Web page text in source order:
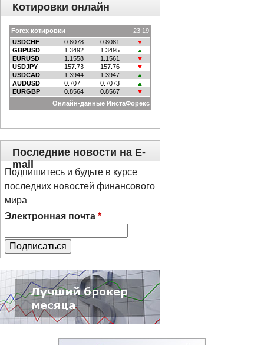
Котировки онлайн
Последние новости на E-
mail
Подпишитесь и будьте в курсе
последних новостей финансового
мира
Электронная почта *